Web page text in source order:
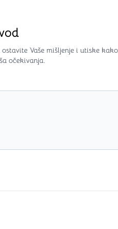
Vaše mišljenje i utiske
očekivanja.